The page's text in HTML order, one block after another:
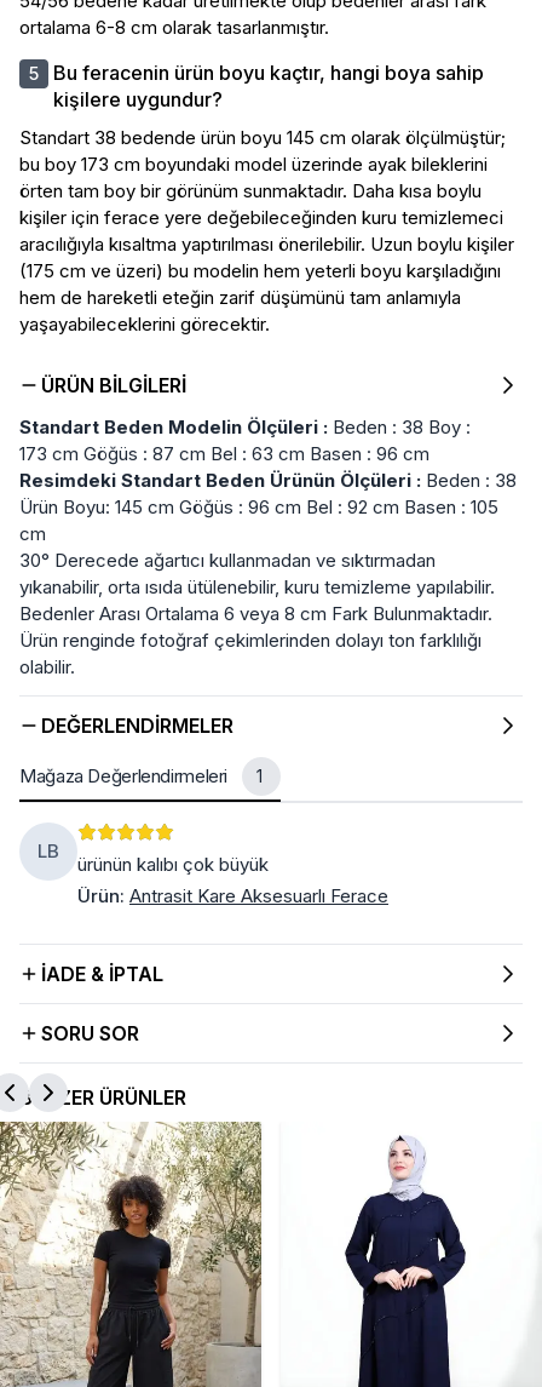
ortalama 6-8 cm olarak tasarlanmıştır.
Bu feracenin ürün boyu kaçtır, hangi boya sahip
kişilere uygundur?
Standart 38 bedende ürün boyu 145 cm olarak ölçülmüştür;
bu boy 173 cm boyundaki model üzerinde ayak bileklerini
örten tam boy bir görünüm sunmaktadır. Daha kısa boylu
kişiler için ferace yere değebileceğinden kuru temizlemeci
aracılığıyla kısaltma yaptırılması önerilebilir. Uzun boylu kişiler
(175 cm ve üzeri) bu modelin hem yeterli boyu karşıladığını
hem de hareketli eteğin zarif düşümünü tam anlamıyla
yaşayabileceklerini görecektir.
ÜRÜN BILGILERI
Standart Beden Modelin Ölçüleri : Beden : 38 Boy :
173 cm Göğüs : 87 cm Bel : 63 cm Basen : 96 cm
Resimdeki Standart Beden Ürünün Ölçüleri : Beden : 38
Ürün Boyu: 145 cm Göğüs : 96 cm Bel : 92 cm Basen : 105
cm
30° Derecede ağartıcı kullanmadan ve sıktırmadan
yıkanabilir, orta ısıda ütülenebilir, kuru temizleme yapılabilir.
Bedenler Arası Ortalama 6 veya 8 cm Fark Bulunmaktadır.
Ürün renginde fotoğraf çekimlerinden dolayı ton farklılığı
olabilir.
DEĞERLENDIRMELER
Mağaza Değerlendirmeleri 1
LB
ürünün kalıbı çok büyük
Ürün: Antrasit Kare Aksesuarlı Ferace
İADE & İPTAL
SORU SOR
BENZER ÜRÜNLER